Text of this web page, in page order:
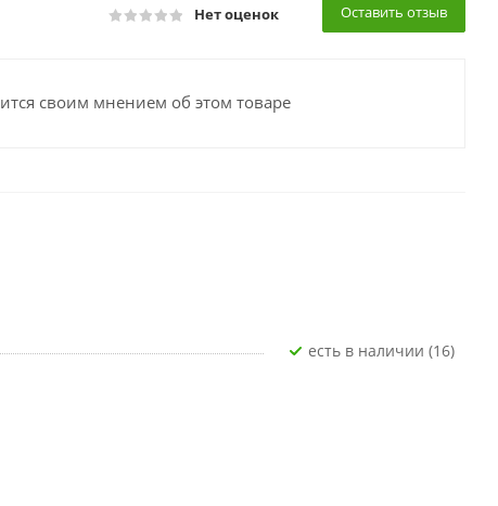
Нет оценок Оставить отзыв
своим мнением об этом товаре
Есть в наличии (16)